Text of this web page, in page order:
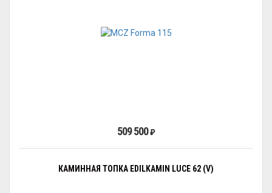
509 500₽
КАМИННАЯ ТОПКА EDILKAMIN LUCE 62 (V)